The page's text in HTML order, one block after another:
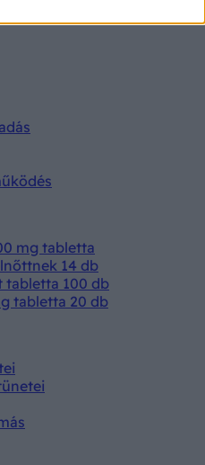
mg tabletta
14 db
tabletta 100 db
tabletta 20 db